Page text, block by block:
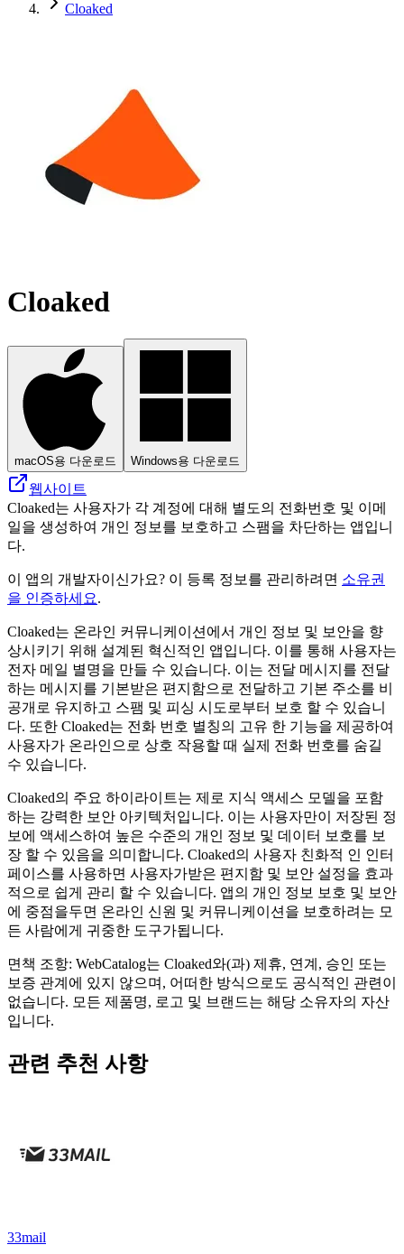
Cloaked
Cloaked
macOS용 다운로드 Windows용 다운로드
웹사이트
Cloaked는 사용자가 각 계정에 대해 별도의 전화번호 및 이메
일을 생성하여 개인 정보를 보호하고 스팸을 차단하는 앱입니
다.
이 앱의 개발자이신가요? 이 등록 정보를 관리하려면 소유권
을 인증하세요.
Cloaked는 온라인 커뮤니케이션에서 개인 정보 및 보안을 향
상시키기 위해 설계된 혁신적인 앱입니다. 이를 통해 사용자는
전자 메일 별명을 만들 수 있습니다. 이는 전달 메시지를 전달
하는 메시지를 기본받은 편지함으로 전달하고 기본 주소를 비
공개로 유지하고 스팸 및 피싱 시도로부터 보호 할 수 있습니
다. 또한 Cloaked는 전화 번호 별칭의 고유 한 기능을 제공하여
사용자가 온라인으로 상호 작용할 때 실제 전화 번호를 숨길
수 있습니다.
Cloaked의 주요 하이라이트는 제로 지식 액세스 모델을 포함
하는 강력한 보안 아키텍처입니다. 이는 사용자만이 저장된 정
보에 액세스하여 높은 수준의 개인 정보 및 데이터 보호를 보
장 할 수 있음을 의미합니다. Cloaked의 사용자 친화적 인 인터
페이스를 사용하면 사용자가받은 편지함 및 보안 설정을 효과
적으로 쉽게 관리 할 수 ​​있습니다. 앱의 개인 정보 보호 및 보안
에 중점을두면 온라인 신원 및 커뮤니케이션을 보호하려는 모
든 사람에게 귀중한 도구가됩니다.
면책 조항: WebCatalog는 Cloaked와(과) 제휴, 연계, 승인 또는
보증 관계에 있지 않으며, 어떠한 방식으로도 공식적인 관련이
없습니다. 모든 제품명, 로고 및 브랜드는 해당 소유자의 자산
입니다.
관련 추천 사항
33mail